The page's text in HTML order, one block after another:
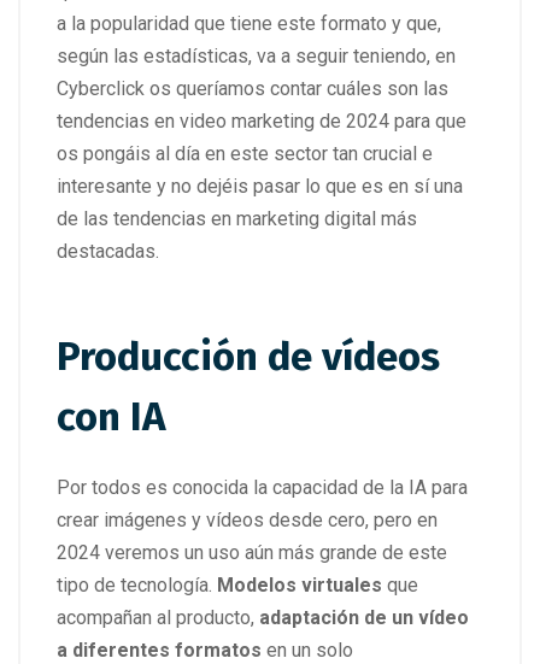
a la popularidad que tiene este formato y que,
según las estadísticas, va a seguir teniendo, en
Cyberclick os queríamos contar cuáles son las
tendencias en video marketing de 2024 para que
os pongáis al día en este sector tan crucial e
interesante y no dejéis pasar lo que es en sí una
de las tendencias en marketing digital más
destacadas.
Producción de vídeos
con IA
Por todos es conocida la capacidad de la IA para
crear imágenes y vídeos desde cero, pero en
2024 veremos un uso aún más grande de este
tipo de tecnología. Modelos virtuales que
acompañan al producto, adaptación de un vídeo
a diferentes formatos en un solo